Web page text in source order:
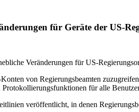
für Geräte der US-
Veränderungen für US-
von Regierungsbeamten
für alle
veröffentlicht, in denen